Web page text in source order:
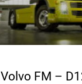
Volvo FM –